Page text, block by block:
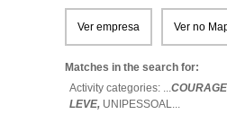
Ver empresa Ver no
Matches in the search for:
Activity categories: ...
LEVE, UNIPESSOAL...